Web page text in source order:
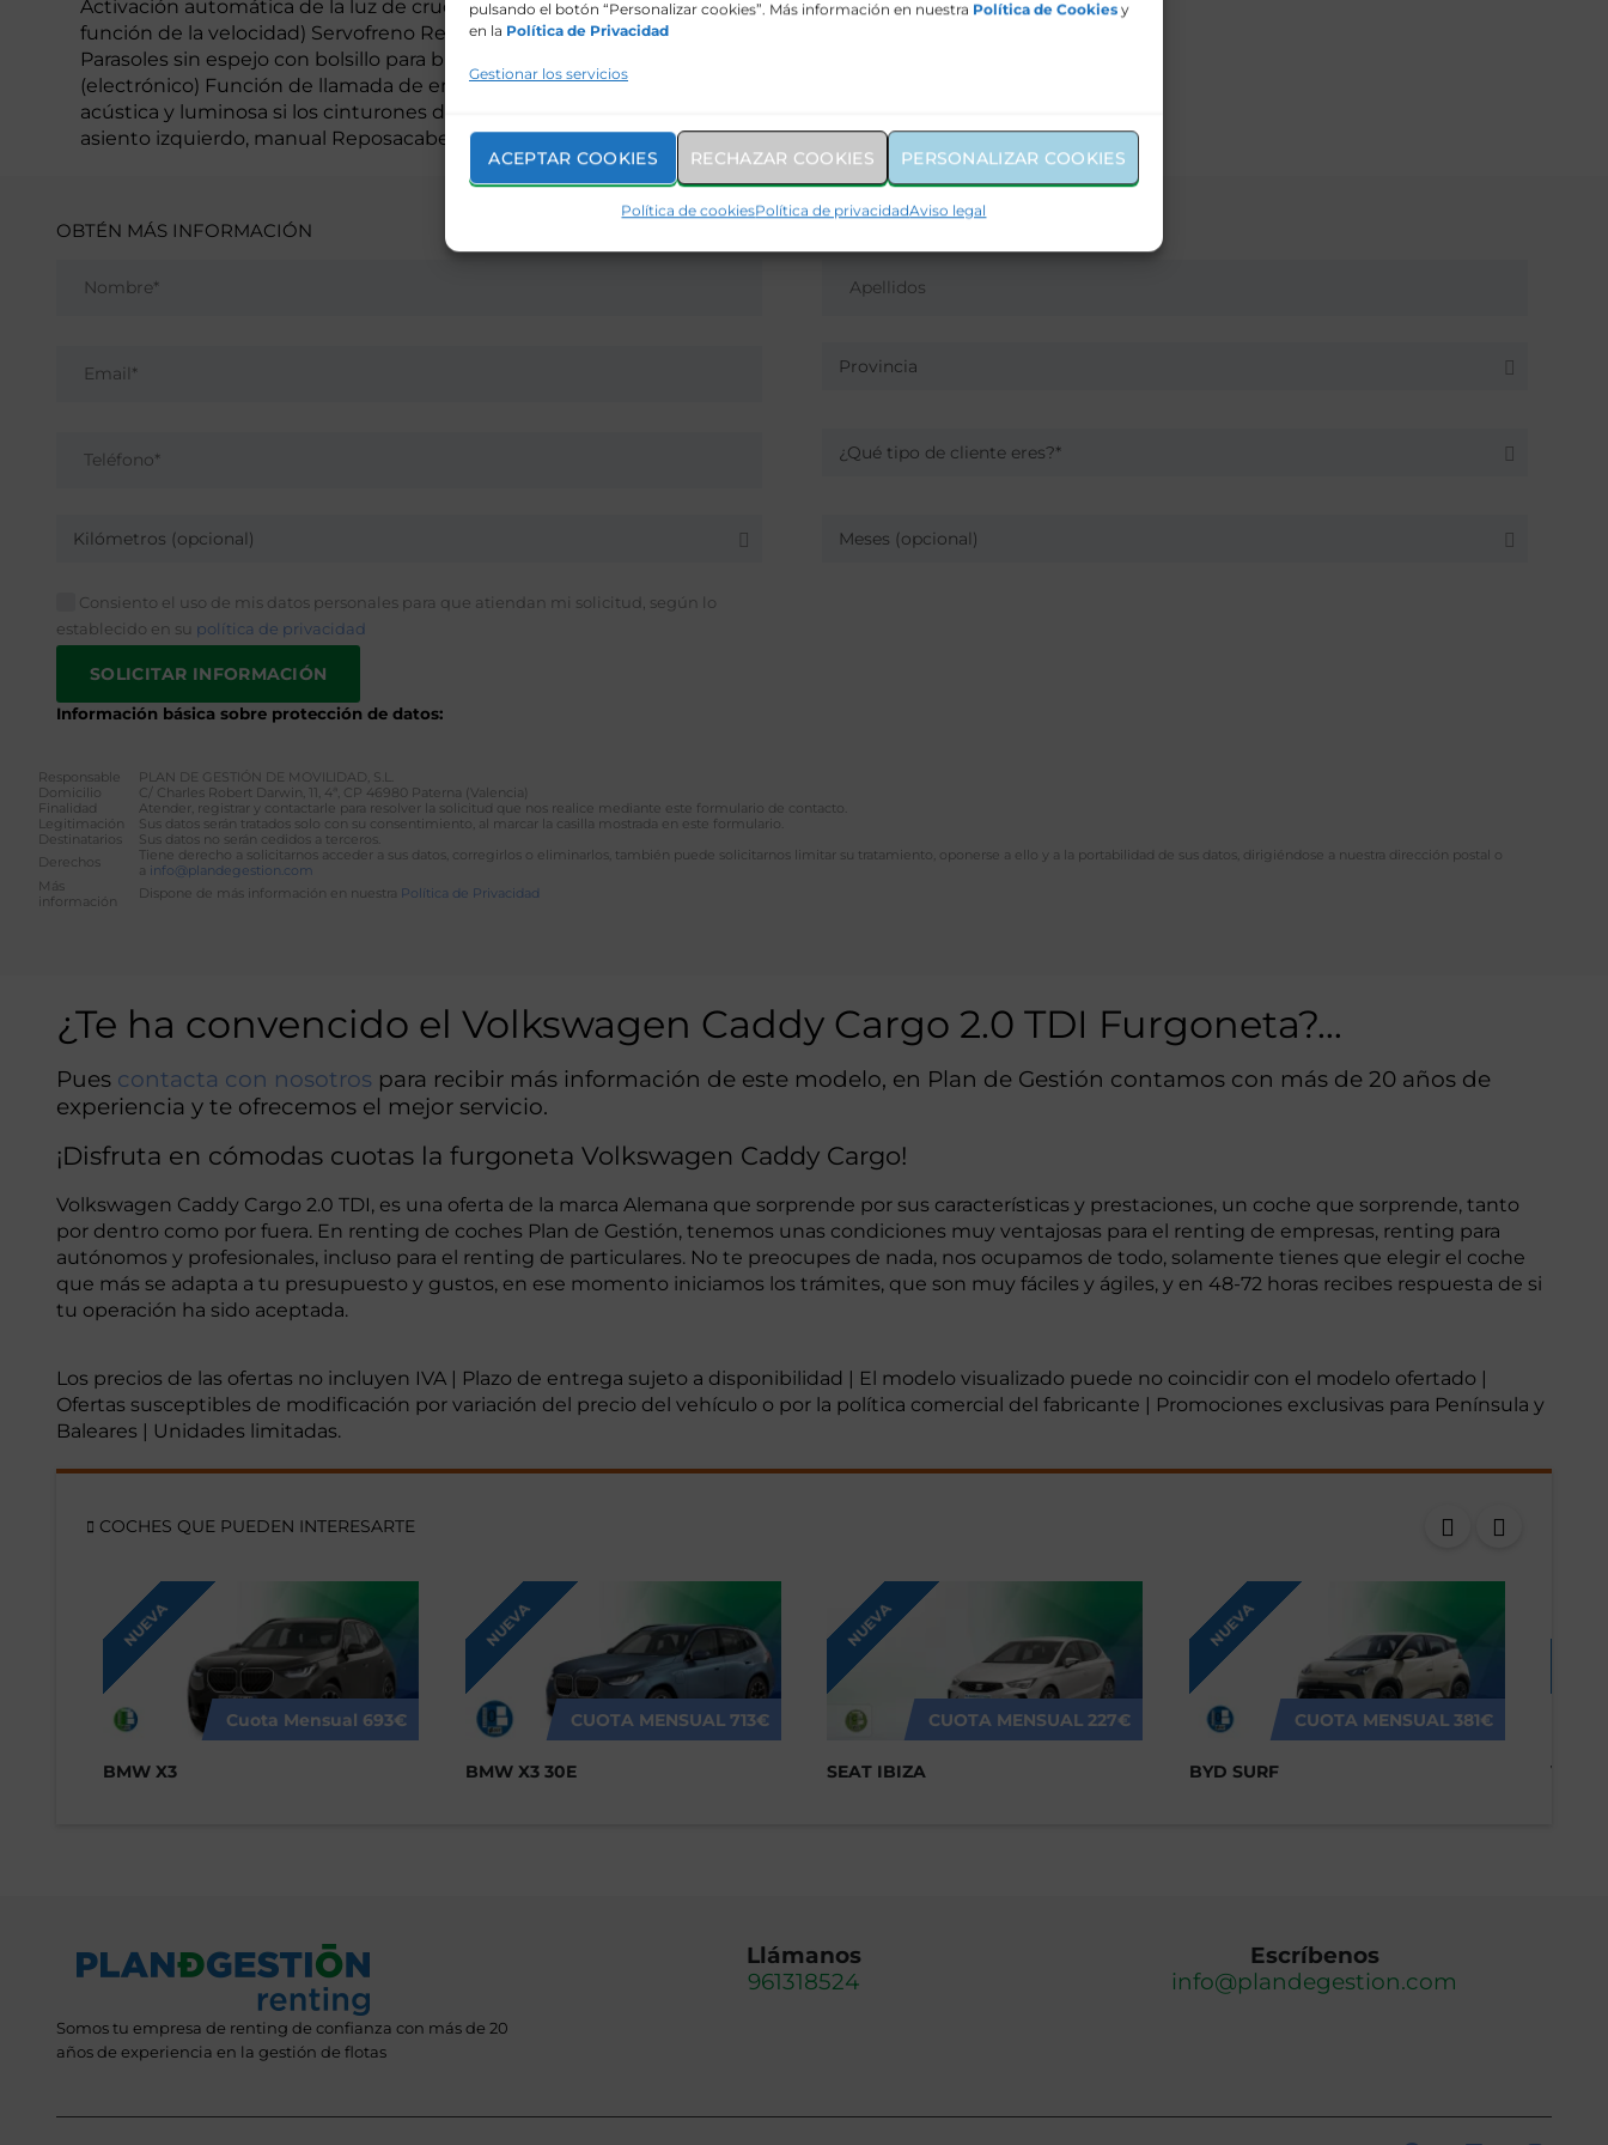
pulsando el botón “Personalizar cookies”. Más información en nuestra Política de Cookies y
en la Política de Privacidad
Gestionar los servicios
ACEPTAR COOKIES RECHAZAR COOKIES PERSONALIZAR COOKIES
Política de cookiesPolítica de privacidadAviso legal
Activación automática de la luz de cruce, con luz de conducción diurna Servotronic (dirección asistida en
función de la velocidad) Servofreno Retrovisor interior de seguridad, con ajuste de posición antideslumbrante
Parasoles sin espejo con bolsillo para billetes en lado conductor + rótulo airbag en parasol Inmovilizador
(electrónico) Función de llamada de emergencia eCall Frenos de disco traseros y delantero de 15″ Advertencia
acústica y luminosa si los cinturones de seguridad delanteros no están abrochados Ajuste de altura para el
asiento izquierdo, manual Reposacabezas Traseros
OBTÉN MÁS INFORMACIÓN
Provincia
¿Qué tipo de cliente eres?*
Kilómetros (opcional) Meses (opcional)
Consiento el uso de mis datos personales para que atiendan mi solicitud, según lo
establecido en su política de privacidad
Información básica sobre protección de datos:
Responsable
PLAN DE GESTIÓN DE MOVILIDAD, S.L.
Domicilio
C/ Charles Robert Darwin, 11, 4ª, CP 46980 Paterna (Valencia)
Finalidad
Atender, registrar y contactarle para resolver la solicitud que nos realice mediante este formulario de contacto.
Legitimación
Sus datos serán tratados solo con su consentimiento, al marcar la casilla mostrada en este formulario.
Destinatarios
Sus datos no serán cedidos a terceros.
Derechos
Tiene derecho a solicitarnos acceder a sus datos, corregirlos o eliminarlos, también puede solicitarnos limitar su tratamiento, oponerse a ello y a la portabilidad de sus datos, dirigiéndose a nuestra dirección postal o
a info@plandegestion.com
Más
información
Dispone de más información en nuestra Política de Privacidad
¿Te ha convencido el Volkswagen Caddy Cargo 2.0 TDI Furgoneta?…
Pues contacta con nosotros para recibir más información de este modelo, en Plan de Gestión contamos con más de 20 años de
experiencia y te ofrecemos el mejor servicio.
¡Disfruta en cómodas cuotas la furgoneta Volkswagen Caddy Cargo!
Volkswagen Caddy Cargo 2.0 TDI, es una oferta de la marca Alemana que sorprende por sus características y prestaciones, un coche que sorprende, tanto
por dentro como por fuera. En renting de coches Plan de Gestión, tenemos unas condiciones muy ventajosas para el renting de empresas, renting para
autónomos y profesionales, incluso para el renting de particulares. No te preocupes de nada, nos ocupamos de todo, solamente tienes que elegir el coche
que más se adapta a tu presupuesto y gustos, en ese momento iniciamos los trámites, que son muy fáciles y ágiles, y en 48-72 horas recibes respuesta de si
tu operación ha sido aceptada.
Los precios de las ofertas no incluyen IVA | Plazo de entrega sujeto a disponibilidad | El modelo visualizado puede no coincidir con el modelo ofertado |
Ofertas susceptibles de modificación por variación del precio del vehículo o por la política comercial del fabricante | Promociones exclusivas para Península y
Baleares | Unidades limitadas.
COCHES QUE PUEDEN INTERESARTE
NUEVA
Cuota Mensual 693€
BMW X3
NUEVA
CUOTA MENSUAL 713€
BMW X3 30E
NUEVA
CUOTA MENSUAL 227€
SEAT IBIZA
NUEVA
CUOTA MENSUAL 381€
BYD SURF
Somos tu empresa de renting de confianza con más de 20
años de experiencia en la gestión de flotas
Llámanos
961318524
Escríbenos
info@plandegestion.com